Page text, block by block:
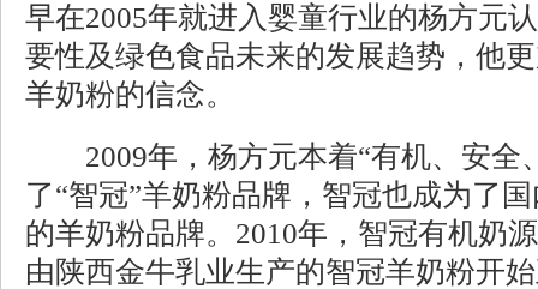
早在2005年就进入婴童行业的杨方元
要性及绿色食品未来的发展趋势，他
羊奶粉的信念。
2009年，杨方元本着“有机、安全
了“智冠”羊奶粉品牌，智冠也成为了
的羊奶粉品牌。2010年，智冠有机奶
由陕西金牛乳业生产的智冠羊奶粉开